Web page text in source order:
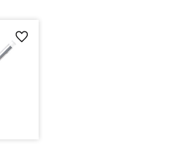
Lägg till i favoriter